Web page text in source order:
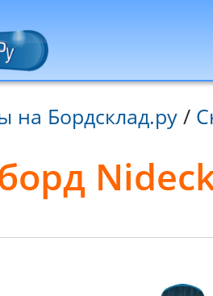
на Бордсклад.ру/